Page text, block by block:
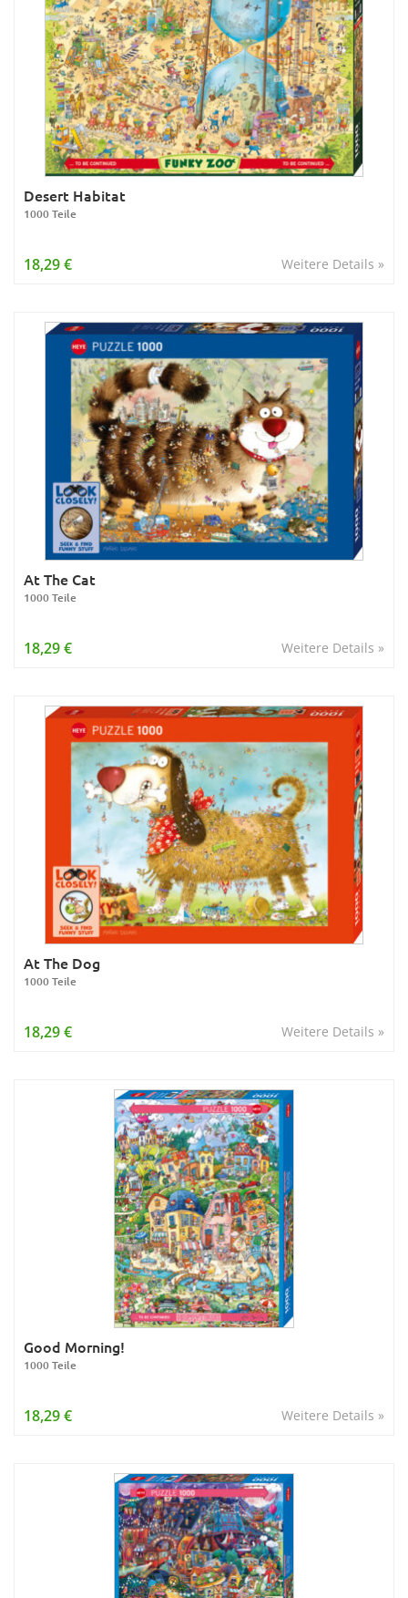
Desert Habitat
1000 Teile
Weitere Details »
18,29 €
At The Cat
1000 Teile
Weitere Details »
18,29 €
At The Dog
1000 Teile
Weitere Details »
18,29 €
Good Morning!
1000 Teile
Weitere Details »
18,29 €